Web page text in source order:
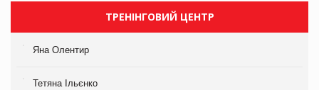
ТРЕНІНГОВИЙ ЦЕНТР
Яна Олентир
Тетяна Ільєнко